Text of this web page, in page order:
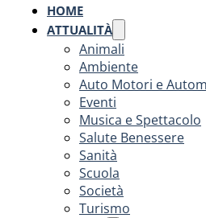
HOME
ATTUALITÀ
Animali
Ambiente
Auto Motori e
Eventi
Musica e Spettacolo
Salute Benessere
Sanità
Scuola
Società
Turismo